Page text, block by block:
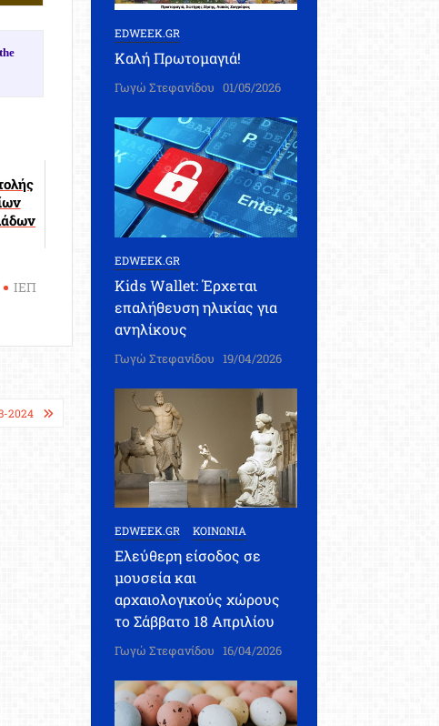
ΙΕΠ
2024
EDWEEK.GR
Καλή Πρωτομαγιά!
Γωγώ Στεφανίδου 01/05/2026
EDWEEK.GR
Kids Wallet: Έρχεται
επαλήθευση ηλικίας για
ανηλίκους
Γωγώ Στεφανίδου 19/04/2026
EDWEEK.GR ΚΟΙΝΩΝΙΑ
Ελεύθερη είσοδος σε
μουσεία και
αρχαιολογικούς χώρους
το Σάββατο 18 Απριλίου
Γωγώ Στεφανίδου 16/04/2026